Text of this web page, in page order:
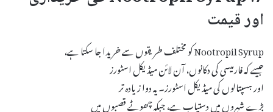
اور قیمت
Nootropil Syrup کو مختلف طریقوں سے خریدا جا سکتا ہے،
جیسے کہ فارمیسی کی دکانوں، آن لائن میڈیکل اسٹورز
اور ہسپتالوں کی میڈیکل اسٹورز۔ یہ دوا زیادہ تر
بڑے شہروں میں دستیاب ہے، جبکہ چھوٹے قصبوں میں